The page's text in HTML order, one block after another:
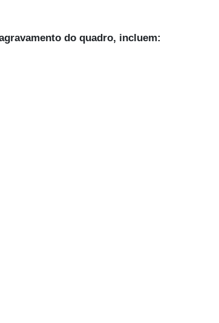
do quadro, incluem: